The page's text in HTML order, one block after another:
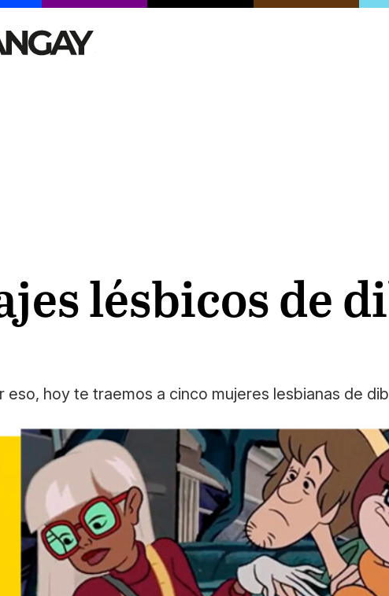
lésbicos de
hoy te traemos a cinco mujeres lesbianas de